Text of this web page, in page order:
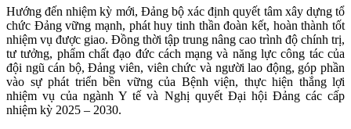
Hướng đến nhiệm kỳ mới, Đảng bộ xác định quyết tâm xây dựng tổ
chức Đảng vững mạnh, phát huy tinh thần đoàn kết, hoàn thành tốt
nhiệm vụ được giao. Đồng thời tập trung nâng cao trình độ chính trị,
tư tưởng, phẩm chất đạo đức cách mạng và năng lực công tác của
đội ngũ cán bộ, Đảng viên, viên chức và người lao động, góp phần
vào sự phát triển bền vững của Bệnh viện, thực hiện thắng lợi
nhiệm vụ của ngành Y tế và Nghị quyết Đại hội Đảng các cấp
nhiệm kỳ 2025 – 2030.